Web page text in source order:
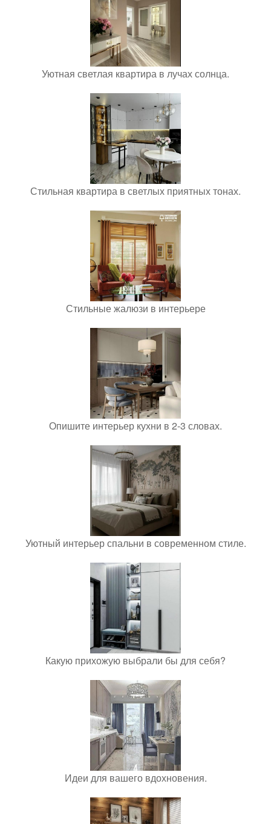
Уютная светлая квартира в лучах солнца.
Стильная квартира в светлых приятных тонах.
Стильные жалюзи в интерьере
Опишите интерьер кухни в 2-3 словах.
Уютный интерьер спальни в современном стиле.
Какую прихожую выбрали бы для себя?
Идеи для вашего вдохновения.